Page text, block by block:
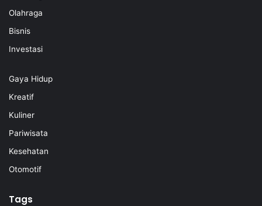
Olahraga
Bisnis
Investasi
Gaya Hidup
Kreatif
Kuliner
Pariwisata
Kesehatan
Otomotif
Tags